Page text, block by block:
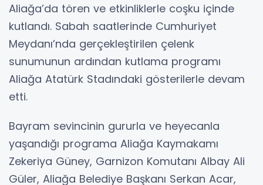
Aliağa’da tören ve etkinliklerle coşku içinde
kutlandı. Sabah saatlerinde Cumhuriyet
Meydanı’nda gerçekleştirilen çelenk
sunumunun ardından kutlama programı
Aliağa Atatürk Stadındaki gösterilerle devam
etti.
Bayram sevincinin gururla ve heyecanla
yaşandığı programa Aliağa Kaymakamı
Zekeriya Güney, Garnizon Komutanı Albay Ali
Güler, Aliağa Belediye Başkanı Serkan Acar,